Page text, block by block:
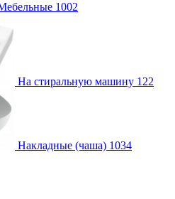
1002
На стиральную машину 122
Накладные (чаша) 1034